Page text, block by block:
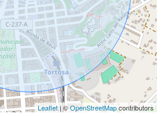
Leaflet| ©OpenStreetMapcontributors